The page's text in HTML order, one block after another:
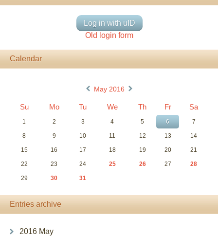
Log in with uID
Old login form
Calendar
« May 2016 »
Su Mo Tu We Th Fr Sa
1 2 3 4 5 6 7
8 9 10 11 12 13 14
15 16 17 18 19 20 21
22 23 24 25 26 27 28
29 30 31
Entries archive
2016 May